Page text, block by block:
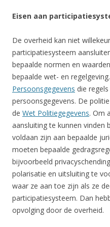
Eisen aan
De overheid kan niet
participatiesysteem
bepaalde normen en
bepaalde wet- en
Persoonsgegevens die
persoonsgegevens. De
de Wet Politiegegevens. Om
aansluiting te kunnen vinden
voldaan zijn aan bepaalde
moeten bepaalde
bijvoorbeeld
polarisatie en uitsluiting te
waar ze aan toe zijn als ze
participatiesysteem. Dan
opvolging door de overheid.